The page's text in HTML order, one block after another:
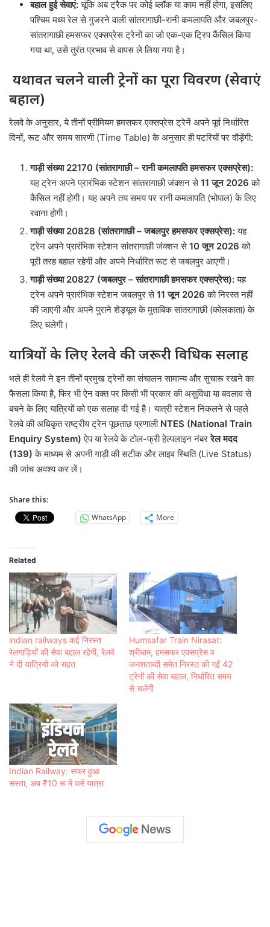
बहाल हुई सेवाएं:चूंकि अब ट्रैक पर कोई ब्लॉक या काम नहीं होगा, इसलिए
पश्चिम मध्य रेल से गुजरने वाली सांतरागाछी-रानी कमलापति और जबलपुर-
सांतरागाछी हमसफर एक्सप्रेस ट्रेनों का जो एक-एक ट्रिप कैंसिल किया
गया था, उसे तुरंत प्रभाव से वापस ले लिया गया है।
यथावत चलने वाली ट्रेनों का पूरा विवरण (सेवाएं
बहाल)
रेलवे के अनुसार, ये तीनों प्रीमियम हमसफर एक्सप्रेस ट्रेनें अपने पूर्व निर्धारित
दिनों, रूट और समय सारणी (Time Table) के अनुसार ही पटरियों पर दौड़ेंगी:
गाड़ी संख्या 22170 (सांतरागाछी – रानी कमलापति हमसफर एक्सप्रेस):
यह ट्रेन अपने प्रारंभिक स्टेशन सांतरागाछी जंक्शन से11 जून 2026 को
कैंसिल नहीं होगी। यह अपने तय समय पर रानी कमलापति (भोपाल) के लिए
रवाना होगी।
गाड़ी संख्या 20828 (सांतरागाछी – जबलपुर हमसफर एक्सप्रेस):यह
ट्रेन अपने प्रारंभिक स्टेशन सांतरागाछी जंक्शन से10 जून 2026 को
पूरी तरह बहाल रहेगी और अपने निर्धारित रूट से जबलपुर आएगी।
गाड़ी संख्या 20827 (जबलपुर – सांतरागाछी हमसफर एक्सप्रेस):यह
ट्रेन अपने प्रारंभिक स्टेशन जबलपुर से11 जून 2026 को निरस्त नहीं
की जाएगी और अपने पुराने शेड्यूल के मुताबिक सांतरागाछी (कोलकाता) के
लिए चलेगी।
यात्रियों के लिए रेलवे की जरूरी विधिक सलाह
भले ही रेलवे ने इन तीनों प्रमुख ट्रेनों का संचालन सामान्य और सुचारू रखने का
फैसला किया है, फिर भी ऐन वक्त पर किसी भी प्रकार की असुविधा या बदलाव से
बचने के लिए यात्रियों को एक सलाह दी गई है। यात्री स्टेशन निकलने से पहले
रेलवे की अधिकृत राष्ट्रीय ट्रेन पूछताछ प्रणाली NTES (National Train
Enquiry System) ऐप या रेलवे के टोल-फ्री हेल्पलाइन नंबररेल मदद
(139) के माध्यम से अपनी गाड़ी की सटीक और लाइव स्थिति (Live Status)
की जांच अवश्य कर लें।
Share this:
WhatsApp
More
Related
indian railways कई निरस्त
रेलगाड़ियों की सेवा बहाल रहेगी, रेलवे
ने दी यात्रियों को राहत
Humsafar Train Nirasat:
श्रीधाम, हमसफर एक्सप्रेस व
जनशताब्दी समेत निरस्त की गईं 42
ट्रेनों की सेवा बहाल, निर्धारित समय
से चलेंगी
Indian Railway: सफर हुआ
सस्‍ता, अब ₹10 रू में करें यात्रा